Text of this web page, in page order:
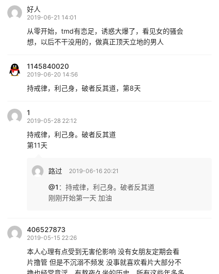
好人
2019-06-21 14:01
从零开始，tmd有恋足，诱惑大爆了，看见女的骚会
想，以后不干没用的，做真正顶天立地的男人
1145840020
2019-06-20 14:56
持戒律，利己身，破者反其道，第8天
1
2019-05-28 22:12
持戒律，利己身。破者反其道
第11天
路过 2019-06-16 20:21
@1 ： 持戒律，利己身。破者反其道
刚刚开始第一天 加油
406527873
2019-05-15 22:26
本人心理有点受到无害伦影响 没有女朋友定期会看
片撸管 但是不沉溺不频发 没事就喜欢看片大部分不